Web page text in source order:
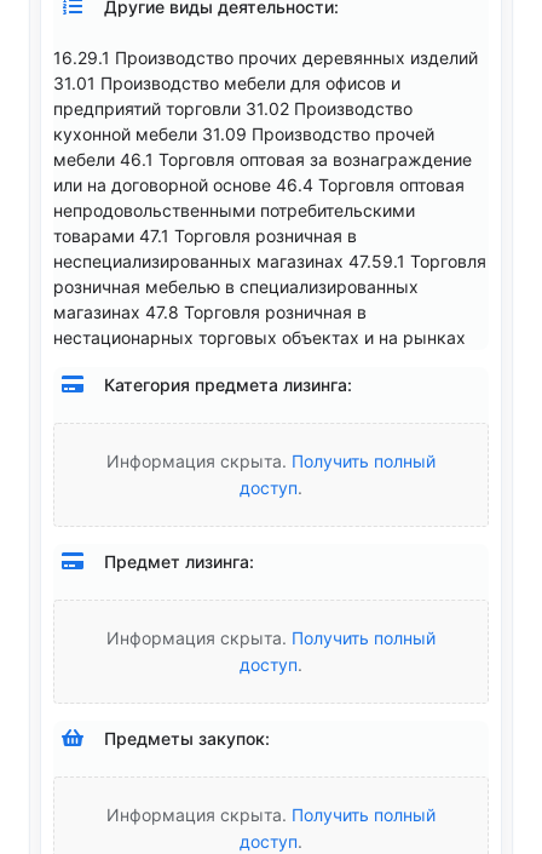
Другие виды деятельности:
16.29.1 Производство прочих деревянных изделий
31.01 Производство мебели для офисов и
предприятий торговли 31.02 Производство
кухонной мебели 31.09 Производство прочей
мебели 46.1 Торговля оптовая за вознаграждение
или на договорной основе 46.4 Торговля оптовая
непродовольственными потребительскими
товарами 47.1 Торговля розничная в
неспециализированных магазинах 47.59.1 Торговля
розничная мебелью в специализированных
магазинах 47.8 Торговля розничная в
нестационарных торговых объектах и на рынках
Категория предмета лизинга:
Информация скрыта. Получить полный
доступ.
Предмет лизинга:
Информация скрыта. Получить полный
доступ.
Предметы закупок:
Информация скрыта. Получить полный
доступ.